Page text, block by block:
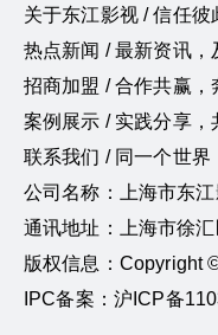
关于东江影视 / 信任彼
热点新闻 / 最新资讯，
招商加盟 / 合作共赢，
案例展示 / 实践分享，
联系我们 / 同一个世界
公司名称：上海市东
通讯地址：上海市徐
版权信息：Copyright
IPC备案：沪ICP备